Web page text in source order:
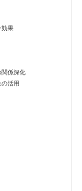
果
係深化
活用